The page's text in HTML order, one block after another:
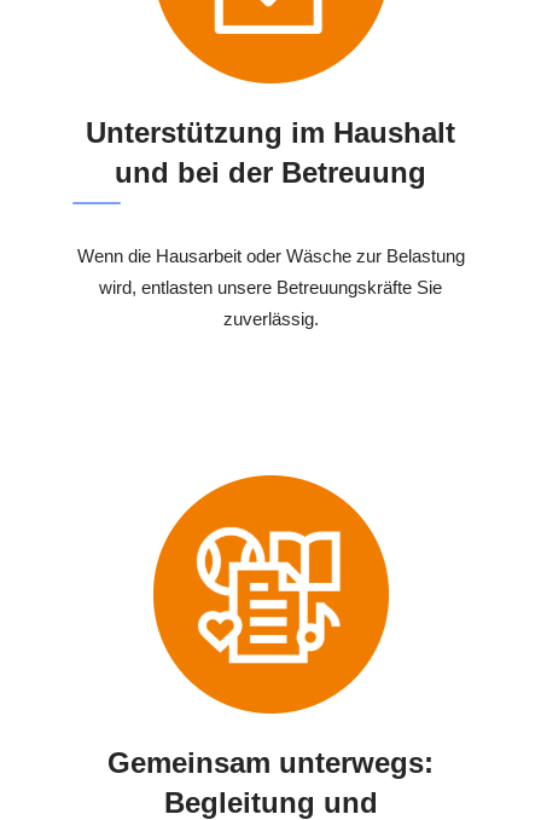
Unterstützung im Haushalt
und bei der Betreuung
Wenn die Hausarbeit oder Wäsche zur Belastung
wird, entlasten unsere Betreuungskräfte Sie
zuverlässig.
Gemeinsam unterwegs:
Begleitung und